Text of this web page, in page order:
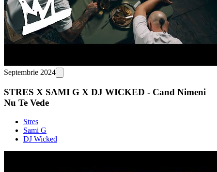
Septembrie 2024
STRES X SAMI G X DJ WICKED - Cand Nimeni
Nu Te Vede
Stres
Sami G
DJ Wicked